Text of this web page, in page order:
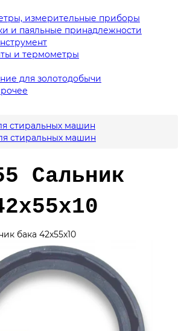
измерительные приборы
и паяльные принадлежности
и термометры
для золотодобычи
стиральных машин
стиральных машин
Сальник